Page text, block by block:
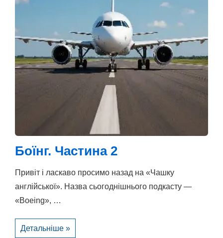
Боїнг. Частина 2
Привіт і ласкаво просимо назад на «Чашку
англійської». Назва сьогоднішнього подкасту —
«Boeing», …
Боїнг.
Частина
Детальніше »